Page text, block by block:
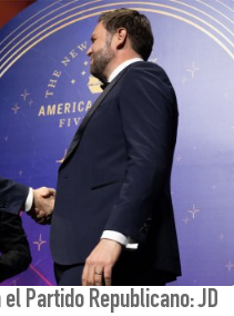
Partido Republicano: JD